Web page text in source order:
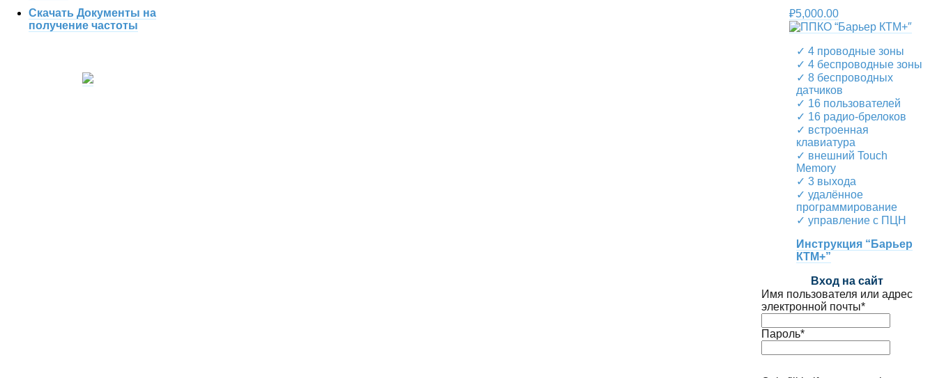
Скачать Документы на
получение частоты
₽5,000.00
✓ 4 проводные зоны
✓ 4 беспроводные зоны
✓ 8 беспроводных
датчиков
✓ 16 пользователей
✓ 16 радио-брелоков
✓ встроенная
клавиатура
✓ внешний Touch
Memory
✓ 3 выхода
✓ удалённое
программирование
✓ управление с ПЦН
Инструкция “Барьер
КТМ+”
Вход на сайт
Имя пользователя или адрес
электронной почты*
Пароль*